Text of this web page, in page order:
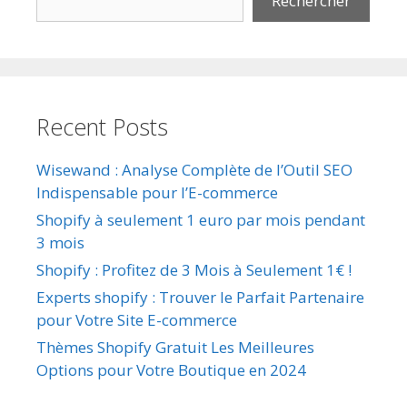
Recent Posts
Wisewand : Analyse Complète de l’Outil SEO
Indispensable pour l’E-commerce
Shopify à seulement 1 euro par mois pendant
3 mois
Shopify : Profitez de 3 Mois à Seulement 1€ !
Experts shopify : Trouver le Parfait Partenaire
pour Votre Site E-commerce
Thèmes Shopify Gratuit Les Meilleures
Options pour Votre Boutique en 2024